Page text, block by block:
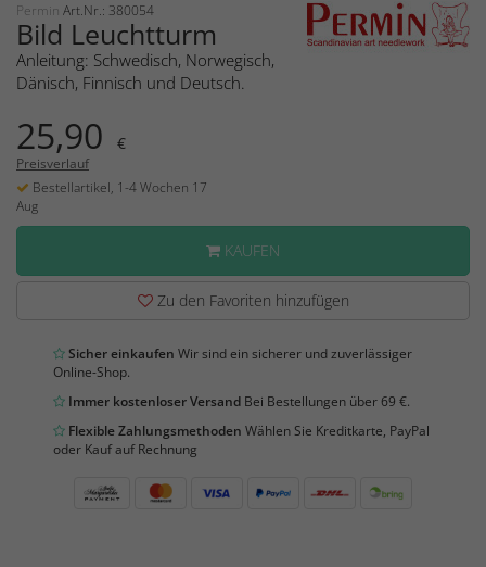
Permin Art.Nr.: 380054
Bild Leuchtturm
Anleitung: Schwedisch, Norwegisch,
Dänisch, Finnisch und Deutsch.
25,90 €
Preisverlauf
Bestellartikel, 1-4 Wochen 17
Aug
KAUFEN
Zu den Favoriten hinzufügen
Sicher einkaufen Wir sind ein sicherer und zuverlässiger
Online-Shop.
Immer kostenloser Versand Bei Bestellungen über 69 €.
Flexible Zahlungsmethoden Wählen Sie Kreditkarte, PayPal
oder Kauf auf Rechnung